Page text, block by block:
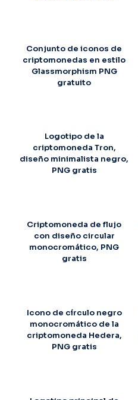
Conjunto de iconos de
criptomonedas en estilo
Glassmorphism PNG
gratuito
Logotipo de la
criptomoneda Tron,
diseño minimalista negro,
PNG gratis
Criptomoneda de flujo
con diseño circular
monocromático, PNG
gratis
Icono de círculo negro
monocromático de la
criptomoneda Hedera,
PNG gratis